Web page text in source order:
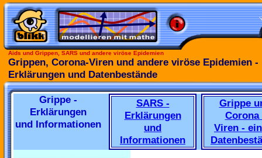
Aids und Grippen, SARS und andere viröse Epidemien
Grippen, Corona-Viren und andere viröse Epidemien -
Erklärungen und Datenbestände
Grippe -
Erklärungen
und Informationen
SARS -
Erklärungen
und
Informationen
Grippe
Corona
Viren -